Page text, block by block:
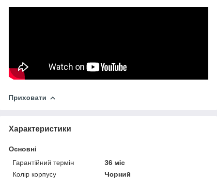
Приховати
Характеристики
Основні
Гарантійний термін
36 міс
Колір корпусу
Чорний